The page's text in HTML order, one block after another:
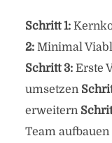
Schritt 1:
2:Minimal
Schritt 3:Erste
umsetzen
erweitern
Team aufbauen